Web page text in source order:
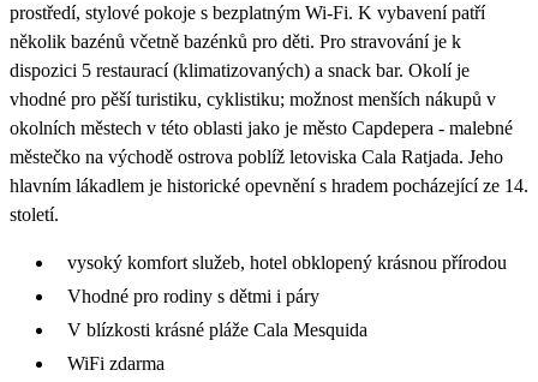
prostředí, stylové pokoje s bezplatným Wi-Fi. K vybavení patří
několik bazénů včetně bazénků pro děti. Pro stravování je k
dispozici 5 restaurací (klimatizovaných) a snack bar. Okolí je
vhodné pro pěší turistiku, cyklistiku; možnost menších nákupů v
okolních městech v této oblasti jako je město Capdepera - malebné
městečko na východě ostrova poblíž letoviska Cala Ratjada. Jeho
hlavním lákadlem je historické opevnění s hradem pocházející ze 14.
století.
vysoký komfort služeb, hotel obklopený krásnou přírodou
Vhodné pro rodiny s dětmi i páry
V blízkosti krásné pláže Cala Mesquida
WiFi zdarma